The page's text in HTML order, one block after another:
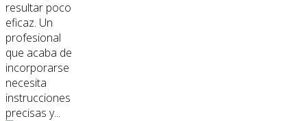
resultar poco
eficaz. Un
profesional
que acaba de
incorporarse
necesita
instrucciones
precisas y...